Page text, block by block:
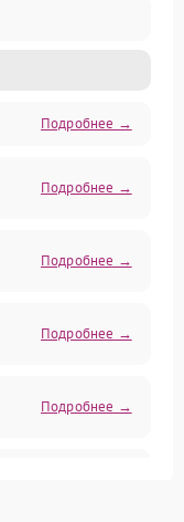
Подробнее →
Подробнее →
Подробнее →
Подробнее →
Подробнее →